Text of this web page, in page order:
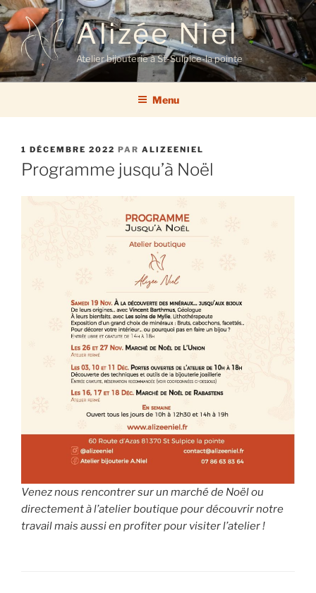
Aller
au
contenu
principal
Alizée Niel
Atelier bijouterie à St-Sulpice-la pointe
Menu
PUBLIÉ
LE
1 DÉCEMBRE 2022 PAR ALIZEENIEL
Programme jusqu’à Noël
Venez nous rencontrer sur un marché de Noël ou
directement à l’atelier boutique pour découvrir notre
travail mais aussi en profiter pour visiter l’atelier !